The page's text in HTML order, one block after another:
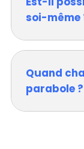
soi-même
Quand
parabole ?